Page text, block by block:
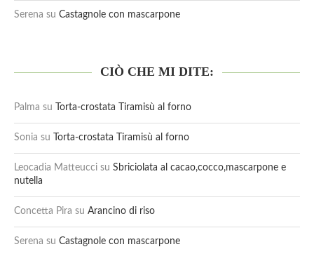
Serena su Castagnole con mascarpone
CIÒ CHE MI DITE:
Palma su Torta-crostata Tiramisù al forno
Sonia su Torta-crostata Tiramisù al forno
Leocadia Matteucci su Sbriciolata al cacao,cocco,mascarpone e
nutella
Concetta Pira su Arancino di riso
Serena su Castagnole con mascarpone